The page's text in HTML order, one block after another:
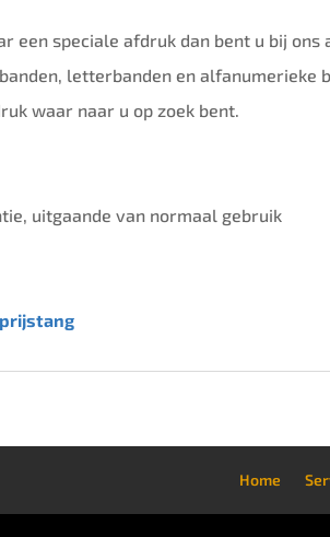
een speciale afdruk dan bent u bij
letterbanden en alfanumerieke
waar naar u op zoek bent.
uitgaande van normaal gebruik
Home